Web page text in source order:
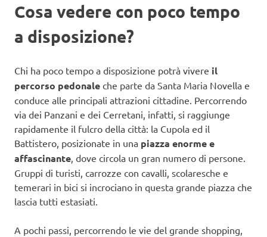
Cosa vedere con poco tempo
a disposizione?
Chi ha poco tempo a disposizione potrà vivere il
percorso pedonale che parte da Santa Maria Novella e
conduce alle principali attrazioni cittadine. Percorrendo
via dei Panzani e dei Cerretani, infatti, si raggiunge
rapidamente il fulcro della città: la Cupola ed il
Battistero, posizionate in una piazza enorme e
affascinante, dove circola un gran numero di persone.
Gruppi di turisti, carrozze con cavalli, scolaresche e
temerari in bici si incrociano in questa grande piazza che
lascia tutti estasiati.
A pochi passi, percorrendo le vie del grande shopping,